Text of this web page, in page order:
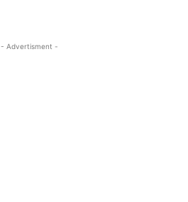
- Advertisment -